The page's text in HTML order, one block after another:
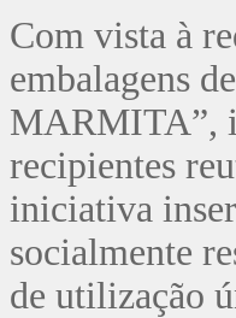
Com vista à
embalagens
MARMITA”,
recipientes
iniciativa
socialmente
de utilização